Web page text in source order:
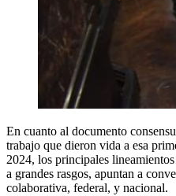
En cuanto al documento
trabajo que dieron vida a esa
2024, los principales
a grandes rasgos, apuntan a
colaborativa, federal, y nacional.